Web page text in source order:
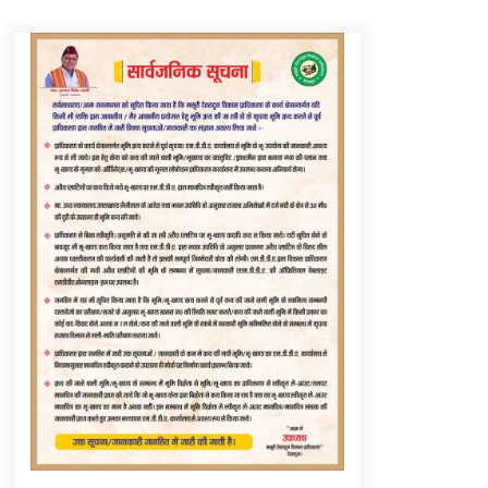
Thought Of The Day 6 September
September 6, 2023
Thought Of The Day 16 May
May 16, 2022
Thought Of The Day 12 May
May 12, 2022
Thought Of The Day 9 May
May 9, 2022